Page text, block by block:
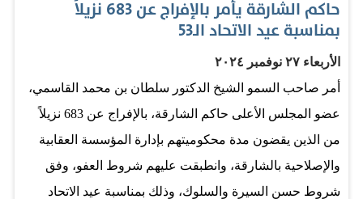
حاكم الشارقة يأمر بالإفراج عن 683 نزيلاً
بمناسبة عيد الاتحاد الـ53
الأربعاء ٢٧ نوفمبر ٢٠٢٤
أمر صاحب السمو الشيخ الدكتور سلطان بن محمد القاسمي،
عضو المجلس الأعلى حاكم الشارقة، بالإفراج عن 683 نزيلاً
من الذين يقضون مدة محكوميتهم بإدارة المؤسسة العقابية
والإصلاحية بالشارقة، وانطبقت عليهم شروط العفو، وفق
شروط حسن السيرة والسلوك، وذلك بمناسبة عيد الاتحاد